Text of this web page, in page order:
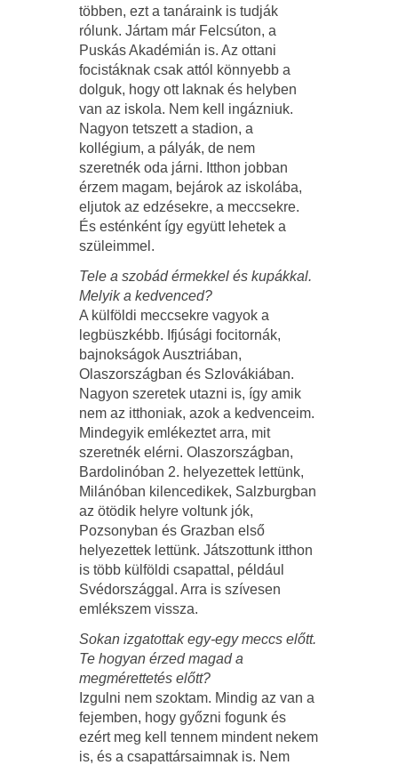
többen, ezt a tanáraink is tudják
rólunk. Jártam már Felcsúton, a
Puskás Akadémián is. Az ottani
focistáknak csak attól könnyebb a
dolguk, hogy ott laknak és helyben
van az iskola. Nem kell ingázniuk.
Nagyon tetszett a stadion, a
kollégium, a pályák, de nem
szeretnék oda járni. Itthon jobban
érzem magam, bejárok az iskolába,
eljutok az edzésekre, a meccsekre.
És esténként így együtt lehetek a
szüleimmel.
Tele a szobád érmekkel és kupákkal.
Melyik a kedvenced?
A külföldi meccsekre vagyok a
legbüszkébb. Ifjúsági focitornák,
bajnokságok Ausztriában,
Olaszországban és Szlovákiában.
Nagyon szeretek utazni is, így amik
nem az itthoniak, azok a kedvenceim.
Mindegyik emlékeztet arra, mit
szeretnék elérni. Olaszországban,
Bardolinóban 2. helyezettek lettünk,
Milánóban kilencedikek, Salzburgban
az ötödik helyre voltunk jók,
Pozsonyban és Grazban első
helyezettek lettünk. Játszottunk itthon
is több külföldi csapattal, például
Svédországgal. Arra is szívesen
emlékszem vissza.
Sokan izgatottak egy-egy meccs előtt.
Te hogyan érzed magad a
megmérettetés előtt?
Izgulni nem szoktam. Mindig az van a
fejemben, hogy győzni fogunk és
ezért meg kell tennem mindent nekem
is, és a csapattársaimnak is. Nem